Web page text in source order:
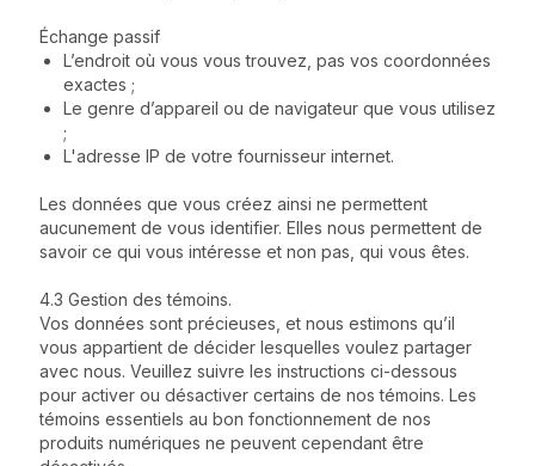
Échange passif
L’endroit où vous vous trouvez, pas vos coordonnées
exactes ;
Le genre d’appareil ou de navigateur que vous utilisez
;
L'adresse IP de votre fournisseur internet.
Les données que vous créez ainsi ne permettent
aucunement de vous identifier. Elles nous permettent de
savoir ce qui vous intéresse et non pas, qui vous êtes.
4.3 Gestion des témoins.
Vos données sont précieuses, et nous estimons qu’il
vous appartient de décider lesquelles voulez partager
avec nous. Veuillez suivre les instructions ci-dessous
pour activer ou désactiver certains de nos témoins. Les
témoins essentiels au bon fonctionnement de nos
produits numériques ne peuvent cependant être